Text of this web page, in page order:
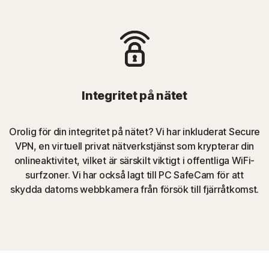
Integritet på nätet
Orolig för din integritet på nätet? Vi har inkluderat Secure
VPN, en virtuell privat nätverkstjänst som krypterar din
onlineaktivitet, vilket är särskilt viktigt i offentliga WiFi-
surfzoner. Vi har också lagt till PC SafeCam för att
skydda datorns webbkamera från försök till fjärråtkomst.